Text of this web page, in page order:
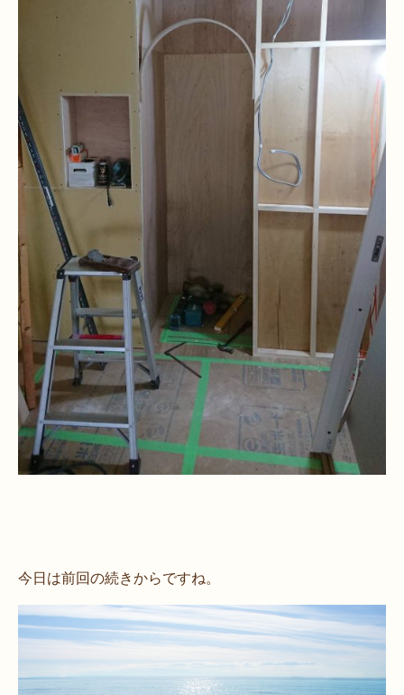
今日は前回の続きからですね。